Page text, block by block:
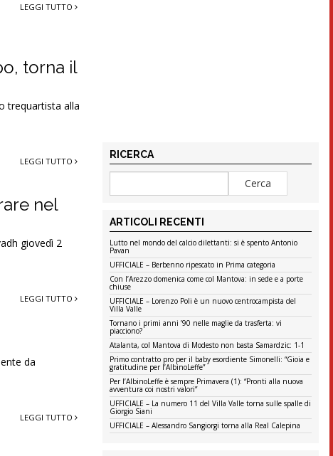
LEGGI TUTTO
torna il
trequartista alla
LEGGI TUTTO
nel
giovedì 2
LEGGI TUTTO
da
LEGGI TUTTO
RICERCA
ARTICOLI RECENTI
Lutto nel mondo del calcio dilettanti: si è spento Antonio
Pavan
UFFICIALE – Berbenno ripescato in Prima categoria
Con l’Arezzo domenica come col Mantova: in sede e a porte
chiuse
UFFICIALE – Lorenzo Poli è un nuovo centrocampista del
Villa Valle
Tornano i primi anni ’90 nelle maglie da trasferta: vi
piacciono?
Atalanta, col Mantova di Modesto non basta Samardzic: 1-1
Primo contratto pro per il baby esordiente Simonelli: “Gioia e
gratitudine per l’AlbinoLeffe”
Per l’AlbinoLeffe è sempre Primavera (1): “Pronti alla nuova
avventura coi nostri valori”
UFFICIALE – La numero 11 del Villa Valle torna sulle spalle di
Giorgio Siani
UFFICIALE – Alessandro Sangiorgi torna alla Real Calepina